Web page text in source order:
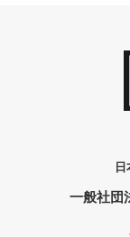
一般社団